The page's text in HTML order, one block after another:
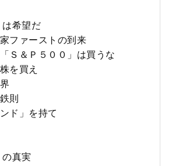
希望だ
ファーストの到来
Ｓ＆Ｐ５００」は買うな
を買え
則
ド」を持て
真実